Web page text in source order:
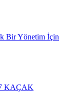
Bir Yönetim İçin
KAÇAK